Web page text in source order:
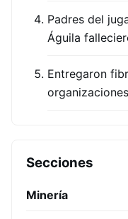
Padres del
Águila
Entregaron
Secciones
Minería